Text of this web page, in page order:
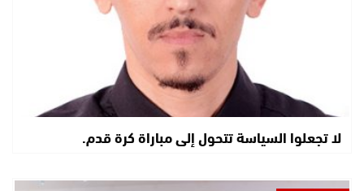
لا تجعلوا السياسة تتحول إلى مباراة كرة قدم.